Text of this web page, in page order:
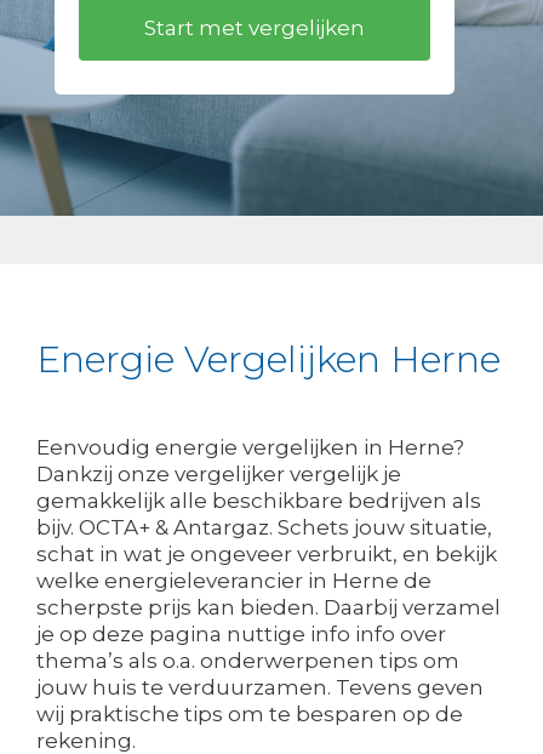
Energie Vergelijken Herne
Eenvoudig energie vergelijken in Herne?
Dankzij onze vergelijker vergelijk je
gemakkelijk alle beschikbare bedrijven als
bijv. OCTA+ & Antargaz. Schets jouw situatie,
schat in wat je ongeveer verbruikt, en bekijk
welke energieleverancier in Herne de
scherpste prijs kan bieden. Daarbij verzamel
je op deze pagina nuttige info info over
thema’s als o.a. onderwerpenen tips om
jouw huis te verduurzamen. Tevens geven
wij praktische tips om te besparen op de
rekening.